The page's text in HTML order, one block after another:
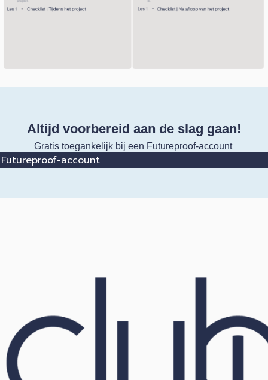
Altijd voorbereid aan de slag gaan!
Gratis toegankelijk bij een Futureproof-account
Futureproof-account